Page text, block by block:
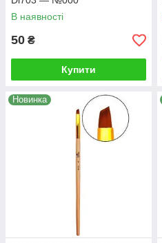
В наявності
50 ₴
Купити
Новинка